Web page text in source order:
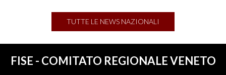
TUTTE LE NEWS NAZIONALI
FISE - COMITATO REGIONALE VENETO